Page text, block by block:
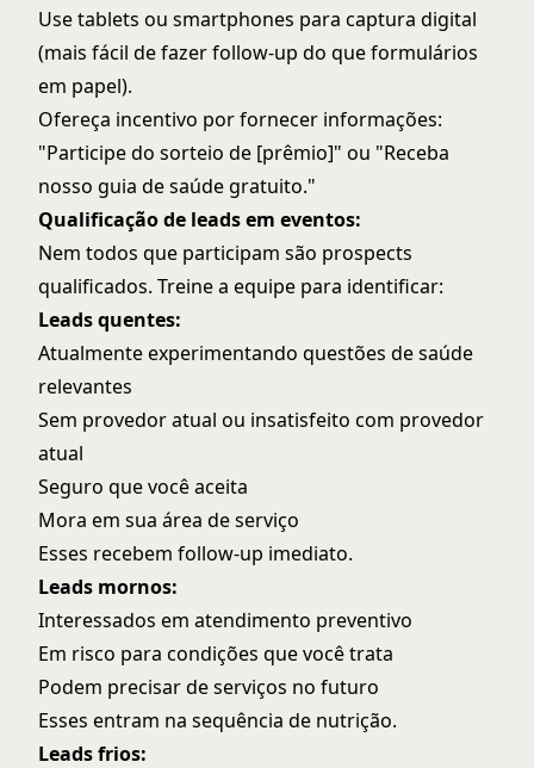
Use tablets ou smartphones para captura digital
(mais fácil de fazer follow-up do que formulários
em papel).
Ofereça incentivo por fornecer informações:
"Participe do sorteio de [prêmio]" ou "Receba
nosso guia de saúde gratuito."
Qualificação de leads em eventos:
Nem todos que participam são prospects
qualificados. Treine a equipe para identificar:
Leads quentes:
Atualmente experimentando questões de saúde
relevantes
Sem provedor atual ou insatisfeito com provedor
atual
Seguro que você aceita
Mora em sua área de serviço
Esses recebem follow-up imediato.
Leads mornos:
Interessados em atendimento preventivo
Em risco para condições que você trata
Podem precisar de serviços no futuro
Esses entram na sequência de nutrição.
Leads frios: